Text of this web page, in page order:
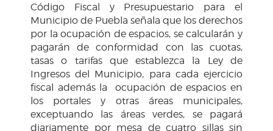
Código Fiscal y Presupuestario para el
Municipio de Puebla señala que los derechos
por la ocupación de espacios, se calcularán y
pagarán de conformidad con las cuotas,
tasas o tarifas que establezca la Ley de
Ingresos del Municipio, para cada ejercicio
fiscal además la ocupación de espacios en
los portales y otras áreas municipales,
exceptuando las áreas verdes, se pagará
diariamente por mesa de cuatro sillas sin